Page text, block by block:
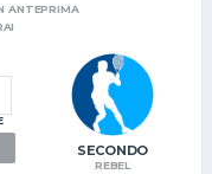
ANTEPRIMA
SECONDO
REBEL